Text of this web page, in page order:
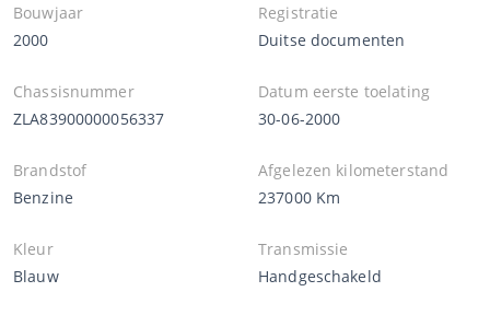
Bouwjaar
2000
Registratie
Duitse documenten
Chassisnummer
ZLA83900000056337
Datum eerste toelating
30-06-2000
Brandstof
Benzine
Afgelezen kilometerstand
237000 Km
Kleur
Blauw
Transmissie
Handgeschakeld